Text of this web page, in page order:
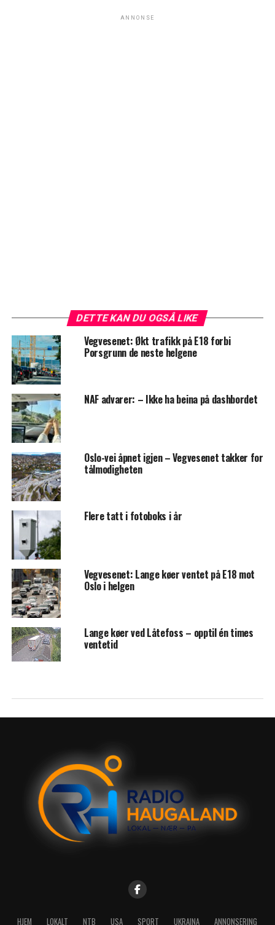
ANNONSE
DETTE KAN DU OGSÅ LIKE
Vegvesenet: Økt trafikk på E18 forbi
Porsgrunn de neste helgene
NAF advarer: – Ikke ha beina på dashbordet
Oslo-vei åpnet igjen – Vegvesenet takker for
tålmodigheten
Flere tatt i fotoboks i år
Vegvesenet: Lange køer ventet på E18 mot
Oslo i helgen
Lange køer ved Låtefoss – opptil én times
ventetid
HJEM LOKALT NTB USA SPORT UKRAINA ANNONSERING